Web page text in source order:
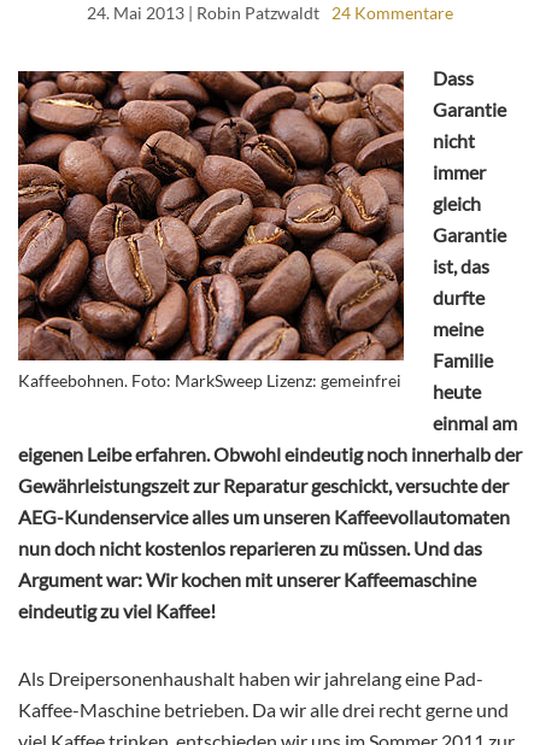
24. Mai 2013 | Robin Patzwaldt 24 Kommentare
Kaffeebohnen. Foto: MarkSweep Lizenz: gemeinfrei
Dass
Garantie
nicht
immer
gleich
Garantie
ist, das
durfte
meine
Familie
heute
einmal am
eigenen Leibe erfahren. Obwohl eindeutig noch innerhalb der
Gewährleistungszeit zur Reparatur geschickt, versuchte der
AEG-Kundenservice alles um unseren Kaffeevollautomaten
nun doch nicht kostenlos reparieren zu müssen. Und das
Argument war: Wir kochen mit unserer Kaffeemaschine
eindeutig zu viel Kaffee!
Als Dreipersonenhaushalt haben wir jahrelang eine Pad-
Kaffee-Maschine betrieben. Da wir alle drei recht gerne und